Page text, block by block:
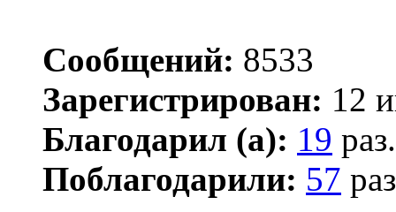
Сообщений: 8533
Зарегистрирован: 12
Благодарил (а): 19 раз.
Поблагодарили: 57